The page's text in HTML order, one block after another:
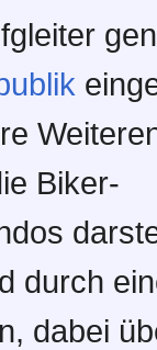
Biker-
durch
dabei